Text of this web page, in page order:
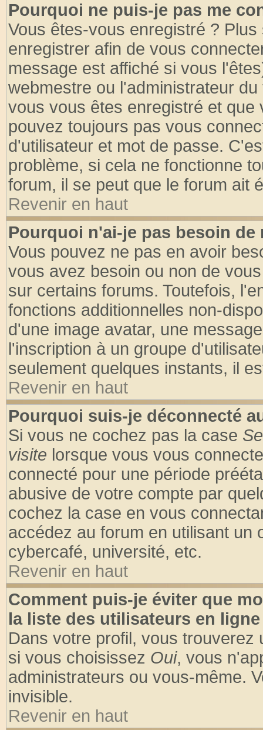
Pourquoi ne puis-je pas me
Vous êtes-vous enregistré ?
enregistrer afin de vous
message est affiché si vous
webmestre ou l'administrateur
vous vous êtes enregistré et
pouvez toujours pas vous
d'utilisateur et mot de passe.
problème, si cela ne fonctionne
forum, il se peut que le forum ait
Revenir en haut
Pourquoi n'ai-je pas besoin de
Vous pouvez ne pas en avoir
vous avez besoin ou non de
sur certains forums. Toutefois,
fonctions additionnelles non-
d'une image avatar, une
l'inscription à un groupe
seulement quelques instants, il
Revenir en haut
Pourquoi suis-je déconnecté
Si vous ne cochez pas la case
visite lorsque vous vous
connecté pour une période
abusive de votre compte par
cochez la case en vous
accédez au forum en utilisant un
cybercafé, université, etc.
Revenir en haut
Comment puis-je éviter que
la liste des utilisateurs en
Dans votre profil, vous trouverez
si vous choisissez Oui, vous
administrateurs ou vous-même.
invisible.
Revenir en haut